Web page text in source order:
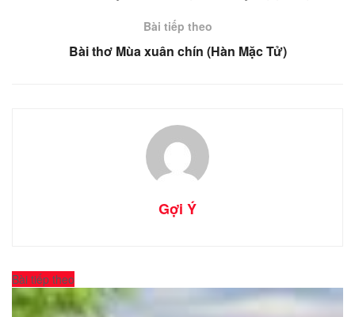
Bài tiếp theo
Bài thơ Mùa xuân chín (Hàn Mặc Tử)
Gợi Ý
Bài tiếp theo